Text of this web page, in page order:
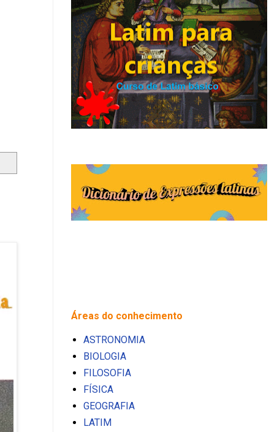
Áreas do conhecimento
ASTRONOMIA
BIOLOGIA
FILOSOFIA
FÍSICA
GEOGRAFIA
LATIM